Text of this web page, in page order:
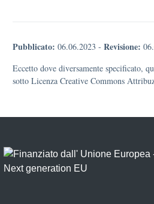
Pubblicato: 06.06.2023 - Revisione:
Eccetto dove diversamente specificato,
sotto Licenza Creative Commons